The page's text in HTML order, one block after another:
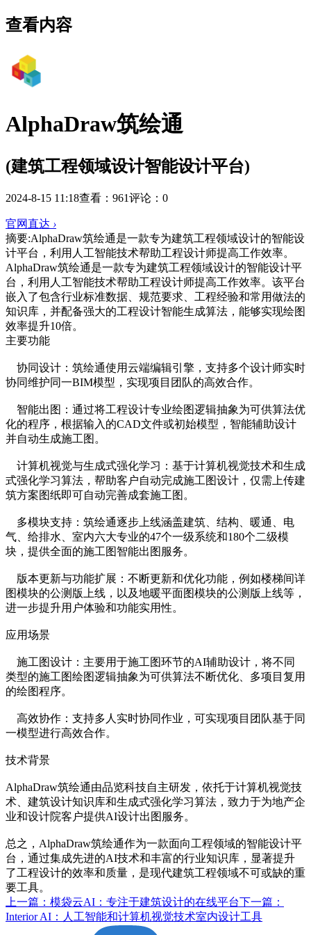
查看内容
AlphaDraw筑绘通
(建筑工程领域设计智能设计平台)
2024-8-15 11:18查看：961评论：0
官网直达 ›
摘要:AlphaDraw筑绘通是一款专为建筑工程领域设计的智能设
计平台，利用人工智能技术帮助工程设计师提高工作效率。
AlphaDraw筑绘通是一款专为建筑工程领域设计的智能设计平
台，利用人工智能技术帮助工程设计师提高工作效率。该平台
嵌入了包含行业标准数据、规范要求、工程经验和常用做法的
知识库，并配备强大的工程设计智能生成算法，能够实现绘图
效率提升10倍。
主要功能
协同设计：筑绘通使用云端编辑引擎，支持多个设计师实时
协同维护同一BIM模型，实现项目团队的高效合作。
智能出图：通过将工程设计专业绘图逻辑抽象为可供算法优
化的程序，根据输入的CAD文件或初始模型，智能辅助设计
并自动生成施工图。
计算机视觉与生成式强化学习：基于计算机视觉技术和生成
式强化学习算法，帮助客户自动完成施工图设计，仅需上传建
筑方案图纸即可自动完善成套施工图。
多模块支持：筑绘通逐步上线涵盖建筑、结构、暖通、电
气、给排水、室内六大专业的47个一级系统和180个二级模
块，提供全面的施工图智能出图服务。
版本更新与功能扩展：不断更新和优化功能，例如楼梯间详
图模块的公测版上线，以及地暖平面图模块的公测版上线等，
进一步提升用户体验和功能实用性。
应用场景
施工图设计：主要用于施工图环节的AI辅助设计，将不同
类型的施工图绘图逻辑抽象为可供算法不断优化、多项目复用
的绘图程序。
高效协作：支持多人实时协同作业，可实现项目团队基于同
一模型进行高效合作。
技术背景
AlphaDraw筑绘通由品览科技自主研发，依托于计算机视觉技
术、建筑设计知识库和生成式强化学习算法，致力于为地产企
业和设计院客户提供AI设计出图服务。
总之，AlphaDraw筑绘通作为一款面向工程领域的智能设计平
台，通过集成先进的AI技术和丰富的行业知识库，显著提升
了工程设计的效率和质量，是现代建筑工程领域不可或缺的重
要工具。
上一篇：模袋云AI：专注于建筑设计的在线平台下一篇：
Interior AI：人工智能和计算机视觉技术室内设计工具